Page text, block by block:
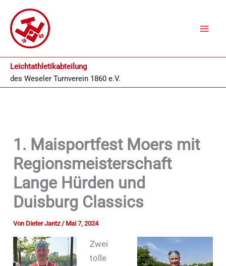
Inhalt
springen
Leichtathletikabteilung
des Weseler Turnverein 1860 e.V.
1. Maisportfest Moers mit
Regionsmeisterschaft
Lange Hürden und
Duisburg Classics
Von Dieter Jantz / Mai 7, 2024
Zwei
tolle